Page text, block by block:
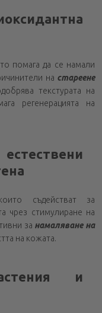
помага да се намали
на стареене
текстурата на
регенерацията на
съдействат за
чрез стимулиране на
за намаляване на
на кожата.
и